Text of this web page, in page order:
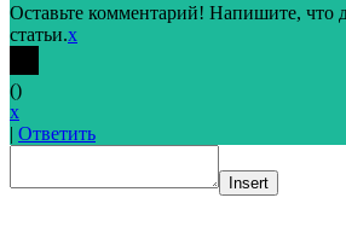
Оставьте комментарий! Напишите, что
статьи.x
()
x
| Ответить
Insert